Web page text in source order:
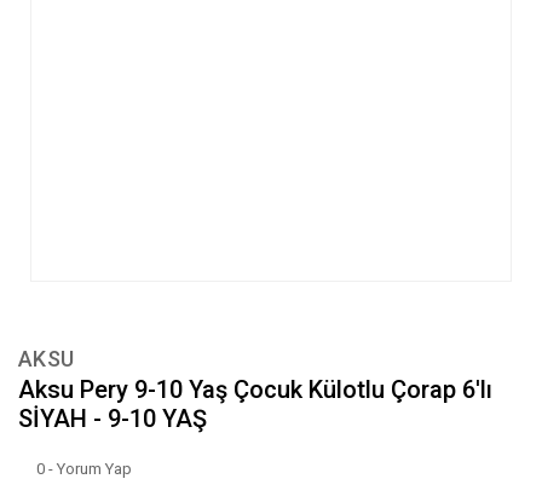
AKSU
Aksu Pery 9-10 Yaş Çocuk Külotlu Çorap 6'lı
SİYAH - 9-10 YAŞ
0 - Yorum Yap